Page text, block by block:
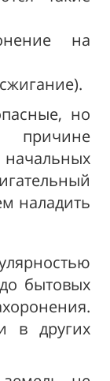
на
но
наладить
бытовых
в других